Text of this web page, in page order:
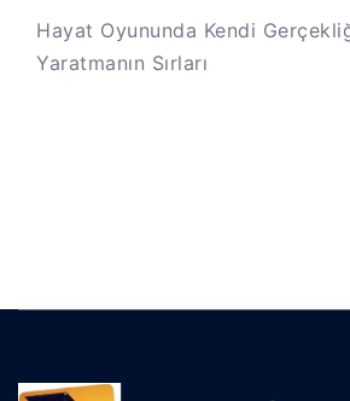
Hayat Oyununda Kendi
Yaratmanın Sırları